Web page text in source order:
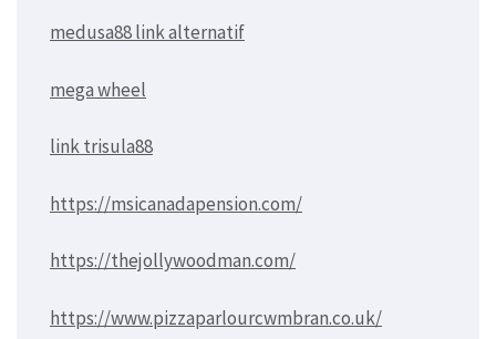
medusa88 link alternatif
mega wheel
link trisula88
https://msicanadapension.com/
https://thejollywoodman.com/
https://www.pizzaparlourcwmbran.co.uk/